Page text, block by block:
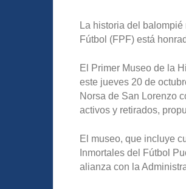
La historia del
Fútbol (FPF) está
El Primer Museo de la
este jueves 20 de
Norsa de San Lorenzo
activos y retirados,
El museo, que incluye
Inmortales del Fútbol
alianza con la